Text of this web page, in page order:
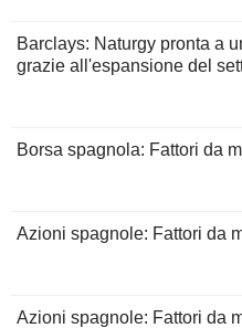
Barclays: Naturgy pronta a
grazie all'espansione del
Borsa spagnola: Fattori da
Azioni spagnole: Fattori da
Azioni spagnole: Fattori da